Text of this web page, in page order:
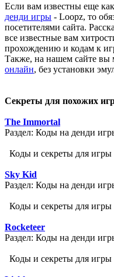
Если вам известны еще
денди игры - Loopz, то
посетителями сайта.
все известные вам
прохождению и кодам к
Также, на нашем сайте вы
онлайн, без установки
Секреты для похожих
The Immortal
Раздел: Коды на денди
Коды и секреты для
Sky Kid
Раздел: Коды на денди
Коды и секреты для
Rocketeer
Раздел: Коды на денди
Коды и секреты для